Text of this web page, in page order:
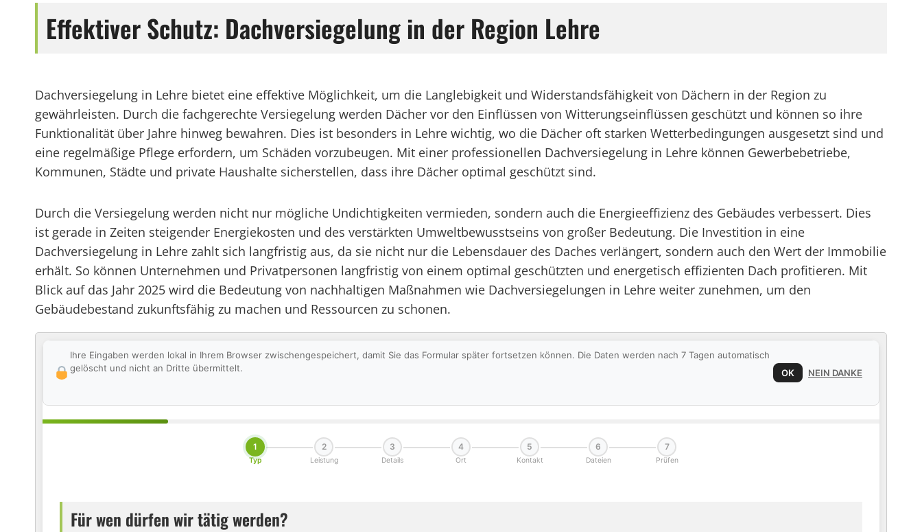
Effektiver Schutz: Dachversiegelung in der Region Lehre
Dachversiegelung in Lehre bietet eine effektive Möglichkeit, um die Langlebigkeit und Widerstandsfähigkeit von Dächern in der Region zu
gewährleisten. Durch die fachgerechte Versiegelung werden Dächer vor den Einflüssen von Witterungseinflüssen geschützt und können so ihre
Funktionalität über Jahre hinweg bewahren. Dies ist besonders in Lehre wichtig, wo die Dächer oft starken Wetterbedingungen ausgesetzt sind und
eine regelmäßige Pflege erfordern, um Schäden vorzubeugen. Mit einer professionellen Dachversiegelung in Lehre können Gewerbebetriebe,
Kommunen, Städte und private Haushalte sicherstellen, dass ihre Dächer optimal geschützt sind.
Durch die Versiegelung werden nicht nur mögliche Undichtigkeiten vermieden, sondern auch die Energieeffizienz des Gebäudes verbessert. Dies
ist gerade in Zeiten steigender Energiekosten und des verstärkten Umweltbewusstseins von großer Bedeutung. Die Investition in eine
Dachversiegelung in Lehre zahlt sich langfristig aus, da sie nicht nur die Lebensdauer des Daches verlängert, sondern auch den Wert der Immobilie
erhält. So können Unternehmen und Privatpersonen langfristig von einem optimal geschützten und energetisch effizienten Dach profitieren. Mit
Blick auf das Jahr 2025 wird die Bedeutung von nachhaltigen Maßnahmen wie Dachversiegelungen in Lehre weiter zunehmen, um den
Gebäudebestand zukunftsfähig zu machen und Ressourcen zu schonen.
Ihre Eingaben werden lokal in Ihrem Browser zwischengespeichert, damit Sie das Formular später fortsetzen können. Die Daten werden nach 7 Tagen automatisch
gelöscht und nicht an Dritte übermittelt.
OK NEIN DANKE
1
Typ
2
Leistung
3
Details
4
Ort
5
Kontakt
6
Dateien
7
Prüfen
Für wen dürfen wir tätig werden?